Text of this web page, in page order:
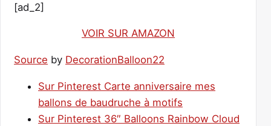
[ad_2]
VOIR SUR AMAZON
Source by DecorationBalloon22
Sur Pinterest Carte anniversaire mes
ballons de baudruche à motifs
Sur Pinterest 36″ Balloons Rainbow Cloud